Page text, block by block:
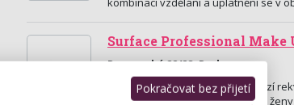
Surface Professional Make
Rumunská 22/28, Praha
Přední škola v oblasti líčení. Nabízí
vizážisty i osobní kurzy líčení pro
Pokračovat bez přijetí